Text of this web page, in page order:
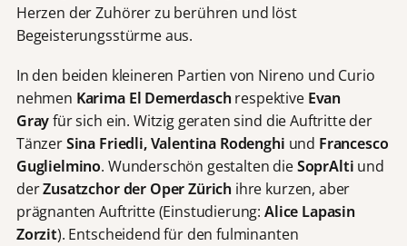
Herzen der Zuhörer zu berühren und löst
Begeisterungsstürme aus.
In den beiden kleineren Partien von Nireno und Curio
nehmen Karima El Demerdaschrespektive Evan
Grayfür sich ein. Witzig geraten sind die Auftritte der
TänzerSina Friedli, Valentina Rodenghi und Francesco
Guglielmino. Wunderschön gestalten dieSoprAlti und
derZusatzchor der Oper Zürich ihre kurzen, aber
prägnanten Auftritte (Einstudierung: Alice Lapasin
Zorzit). Entscheidend für den fulminanten